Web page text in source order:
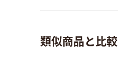
類似商品と比較